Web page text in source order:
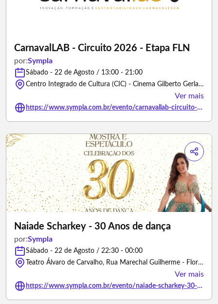
CarnavalLAB - Circuito 2026 - Etapa FLN
por:Sympla
Sábado - 22 de Agosto / 13:00 - 21:00
Centro Integrado de Cultura (CIC) - Cinema Gilberto Gerlach, Avenida Governador Irineu Bornhausen - Florianópolis/Santa Catarina
Ver mais
https://www.sympla.com.br/evento/carnavallab-circuito-2026-etapa-fln/3501401
Naiade Scharkey - 30 Anos de dança
por:Sympla
Sábado - 22 de Agosto / 22:30 - 00:00
Teatro Álvaro de Carvalho, Rua Marechal Guilherme - Florianópolis/Santa Catarina
Ver mais
https://www.sympla.com.br/evento/naiade-scharkey-30-anos-de-danca/3468005